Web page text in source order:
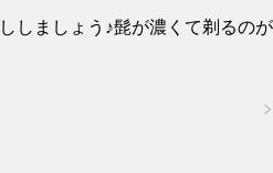
しましょう♪髭が濃くて剃るの